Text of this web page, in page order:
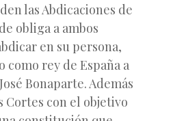
las Abdicaciones de
obliga a ambos
en su persona,
como rey de España a
Bonaparte. Además
Cortes con el objetivo